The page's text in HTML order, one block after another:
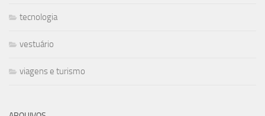
tecnologia
vestuário
viagens e turismo